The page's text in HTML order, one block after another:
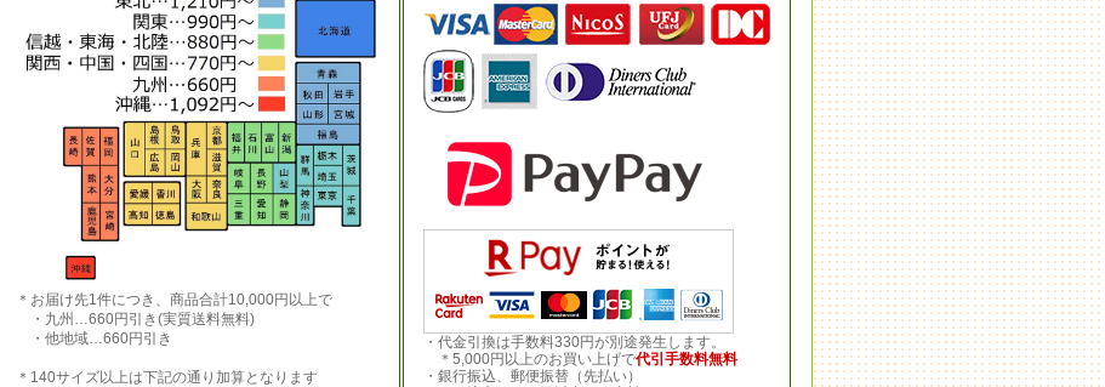
＊お届け先1件につき、商品合計10,000円以上で
・九州…660円引き(実質送料無料)
・他地域…660円引き
＊140サイズ以上は下記の通り加算となります
・代金引換は手数料330円が別途発生します。
＊5,000円以上のお買い上げで代引手数料無料
・銀行振込、郵便振替（先払い）